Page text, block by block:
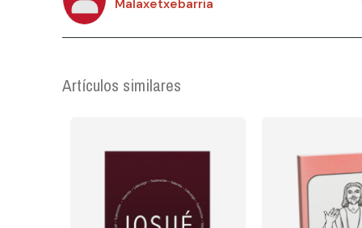
Malaxetxebarria
Artículos similares